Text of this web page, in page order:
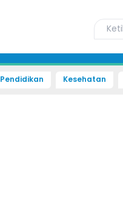
Pendidikan Kesehatan